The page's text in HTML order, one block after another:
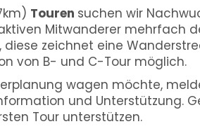
Touren suchen wir
Mitwanderer mehrfach
diese zeichnet eine
von B- und C-Tour möglich.
wagen möchte,
und Unterstützung.
Tour unterstützen.